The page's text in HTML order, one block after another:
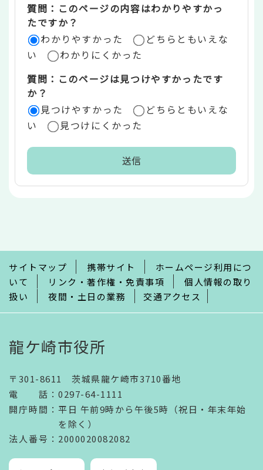
リ
ア
質問：このページの内容はわかりやすかっ
たですか？
わかりやすかった
どちらともいえな
い
わかりにくかった
質問：このページは見つけやすかったです
か？
見つけやすかった
どちらともいえな
い
見つけにくかった
で
サイトマップ 携帯サイト
ホームページ利用につ
いて
リンク・著作権・免責事項
個人情報の取り
扱い
夜間・土日の業務 交通アクセス
龍ケ崎市役所
〒301-8611 茨城県龍ケ崎市3710番地
電話 ： 0297-64-1111
開庁時間 ： 平日 午前9時から午後5時（祝日・年末年始
を除く）
法人番号 ：2000020082082